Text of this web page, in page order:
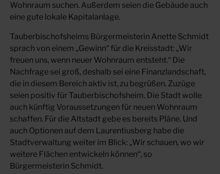
Wohnraum suchen. Außerdem seien die Gebäude auch
eine gute lokale Kapitalanlage.
Tauberbischofsheims Bürgermeisterin Anette Schmidt
sprach von einem „Gewinn“ für die Kreisstadt: „Wir
freuen uns, wenn neuer Wohnraum entsteht.“ Die
Nachfrage sei groß, deshalb sei eine Finanzlandschaft,
die in diesem Bereich aktiv ist, zu begrüßen. Zuzüge
seien positiv für Tauberbischofsheim. Die Stadt wolle
auch künftig Voraussetzungen für neuen Wohnraum
schaffen. Für die Altstadt gebe es bereits Pläne. Und
auch Optionen auf dem Laurentiusberg habe die
Stadtverwaltung weiter im Blick: „Wir schauen, wo wir
weitere Flächen entwickeln können“, so
Bürgermeisterin Schmidt.